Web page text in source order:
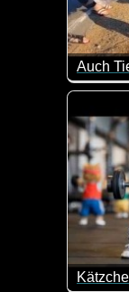
Auch
Sehr